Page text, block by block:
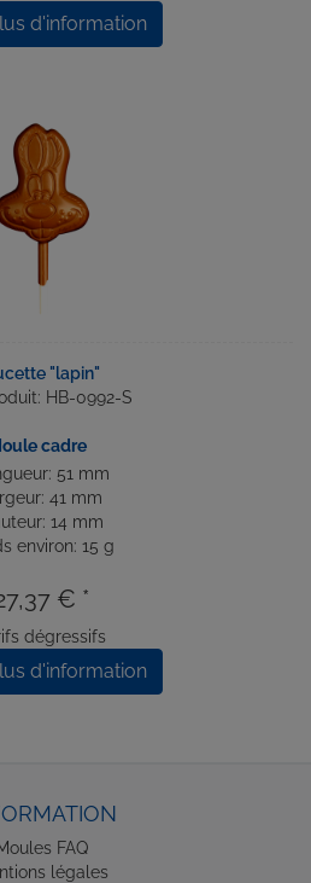
d'information
"lapin"
HB-0992-S
cadre
51 mm
41 mm
14 mm
environ: 15 g
€ *
dégressifs
d'information
FAQ
légales